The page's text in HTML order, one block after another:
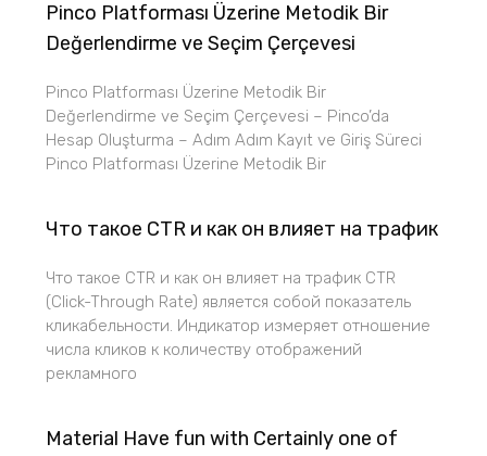
Pinco Platforması Üzerine Metodik Bir
Değerlendirme ve Seçim Çerçevesi
Pinco Platforması Üzerine Metodik Bir
Değerlendirme ve Seçim Çerçevesi – Pinco’da
Hesap Oluşturma – Adım Adım Kayıt ve Giriş Süreci
Pinco Platforması Üzerine Metodik Bir
Что такое CTR и как он влияет на трафик
Что такое CTR и как он влияет на трафик CTR
(Click-Through Rate) является собой показатель
кликабельности. Индикатор измеряет отношение
числа кликов к количеству отображений
рекламного
Material Have fun with Certainly one of